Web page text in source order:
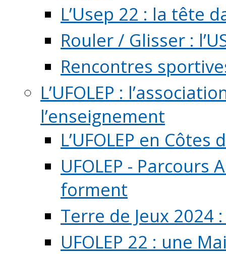
L’Usep 22 : la tête
Rouler / Glisser :
Rencontres
L’UFOLEP :
l’enseignement
L’UFOLEP en Côtes
UFOLEP -
forment
Terre de Jeux 2024
UFOLEP 22 : une